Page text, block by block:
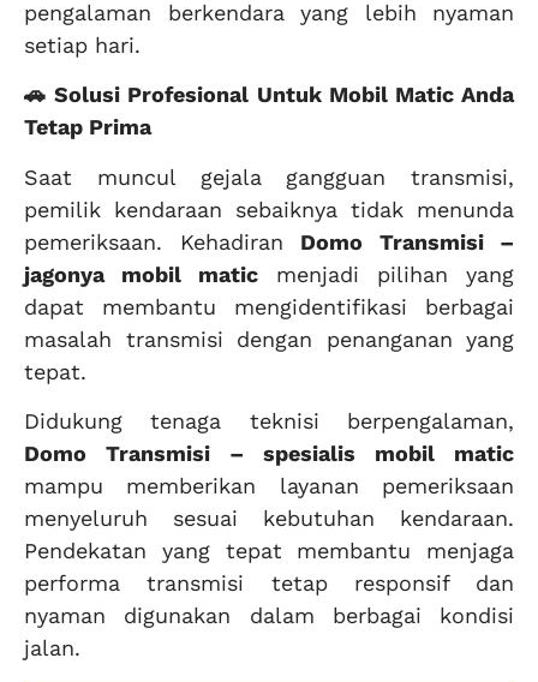
pengalaman berkendara yang lebih nyaman
setiap hari.
🚗 Solusi Profesional Untuk Mobil Matic Anda
Tetap Prima
Saat muncul gejala gangguan transmisi,
pemilik kendaraan sebaiknya tidak menunda
pemeriksaan. Kehadiran Domo Transmisi –
jagonya mobil matic menjadi pilihan yang
dapat membantu mengidentifikasi berbagai
masalah transmisi dengan penanganan yang
tepat.
Didukung tenaga teknisi berpengalaman,
Domo Transmisi – spesialis mobil matic
mampu memberikan layanan pemeriksaan
menyeluruh sesuai kebutuhan kendaraan.
Pendekatan yang tepat membantu menjaga
performa transmisi tetap responsif dan
nyaman digunakan dalam berbagai kondisi
jalan.